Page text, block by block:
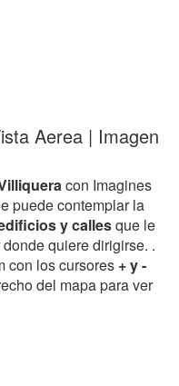
Aerea | Imagen
con Imagines
puede contemplar la
y callesque le
quiere dirigirse. .
con los cursores + y -
del mapa para ver